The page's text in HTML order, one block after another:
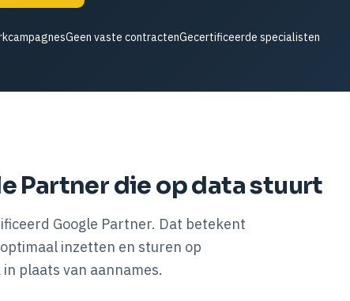
Geen vaste contractenGecertificeerde specialisten
Partner die op data stuurt
Google Partner. Dat betekent
inzetten en sturen op
plaats van aannames.